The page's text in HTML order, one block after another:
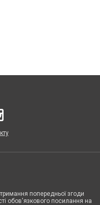
попередньої згоди
обов'язкового посилання на